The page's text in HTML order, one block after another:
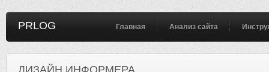
PRLOG Главная Анализ сайта
ДИЗАЙН ИНФОРМЕРА